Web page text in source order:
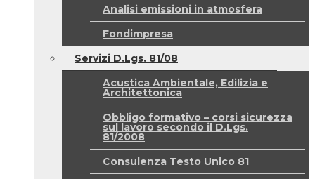
Analisi emissioni in atmosfera
Fondimpresa
Servizi D.Lgs. 81/08
Acustica Ambientale, Edilizia e
Architettonica
Obbligo formativo – corsi sicurezza
sul lavoro secondo il D.Lgs.
81/2008
Consulenza Testo Unico 81